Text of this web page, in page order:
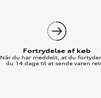
Fortrydelse af køb
Når du har meddelt, at du
du 14 dage til at sende varen